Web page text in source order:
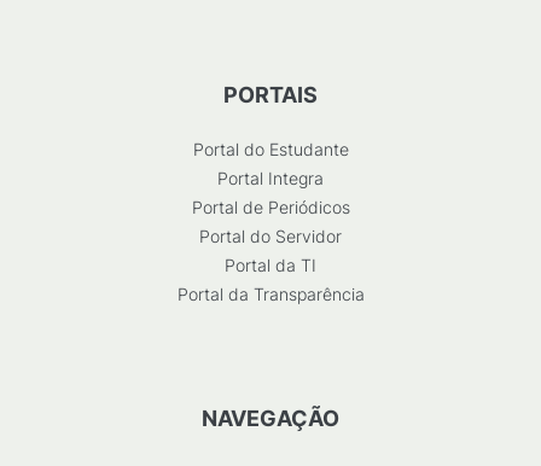
PORTAIS
Portal do Estudante
Portal Integra
Portal de Periódicos
Portal do Servidor
Portal da TI
Portal da Transparência
NAVEGAÇÃO